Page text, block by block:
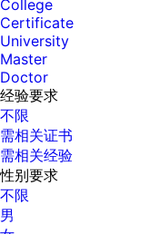
College
Certificate
University
Master
Doctor
经验要求
不限
需相关证书
需相关经验
性别要求
不限
男